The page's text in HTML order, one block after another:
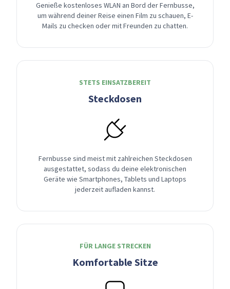
Genieße kostenloses WLAN an Bord der Fernbusse,
um während deiner Reise einen Film zu schauen, E-
Mails zu checken oder mit Freunden zu chatten.
STETS EINSATZBEREIT
Steckdosen
Fernbusse sind meist mit zahlreichen Steckdosen
ausgestattet, sodass du deine elektronischen
Geräte wie Smartphones, Tablets und Laptops
jederzeit aufladen kannst.
FÜR LANGE STRECKEN
Komfortable Sitze